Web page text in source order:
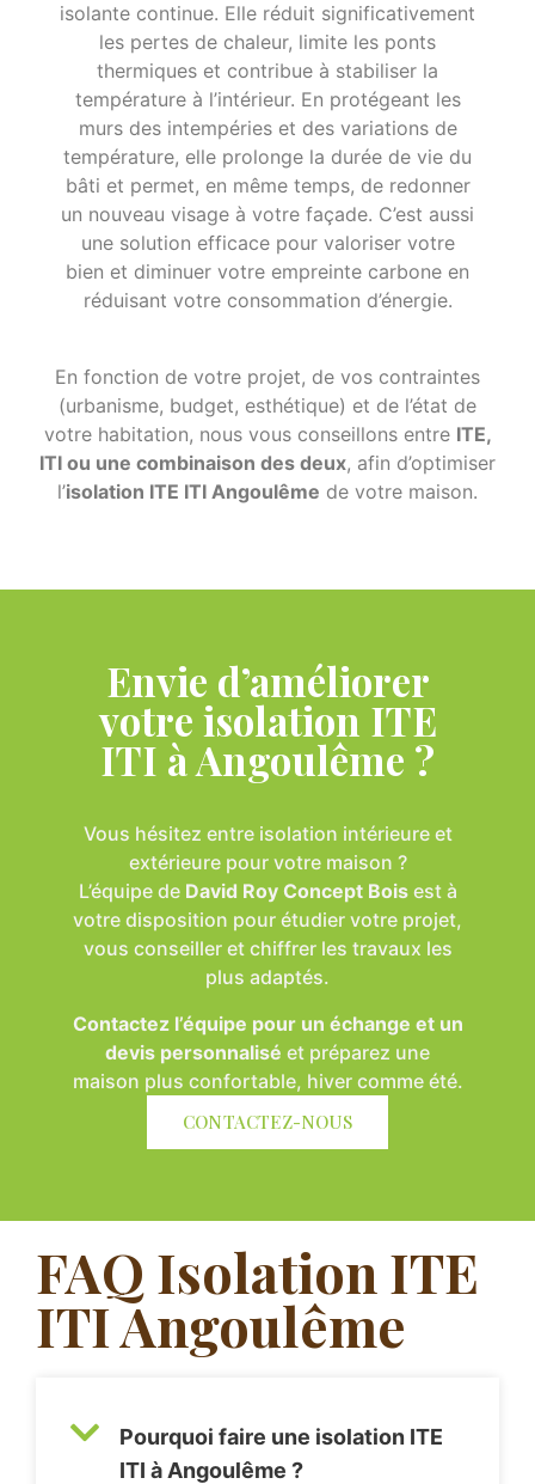
isolante continue. Elle réduit significativement
les pertes de chaleur, limite les ponts
thermiques et contribue à stabiliser la
température à l’intérieur. En protégeant les
murs des intempéries et des variations de
température, elle prolonge la durée de vie du
bâti et permet, en même temps, de redonner
un nouveau visage à votre façade. C’est aussi
une solution efficace pour valoriser votre
bien et diminuer votre empreinte carbone en
réduisant votre consommation d’énergie.
En fonction de votre projet, de vos contraintes
(urbanisme, budget, esthétique) et de l’état de
votre habitation, nous vous conseillons entre ITE,
ITI ou une combinaison des deux, afin d’optimiser
l’isolation ITE ITI Angoulême de votre maison.
Envie d’améliorer
votre isolation ITE
ITI à Angoulême ?
Vous hésitez entre isolation intérieure et
extérieure pour votre maison ?
L’équipe de David Roy Concept Boisest à
votre disposition pour étudier votre projet,
vous conseiller et chiffrer les travaux les
plus adaptés.
Contactez l’équipe pour un échange et un
devis personnalisé et préparez une
maison plus confortable, hiver comme été.
CONTACTEZ-NOUS
FAQ Isolation ITE
ITI Angoulême
Pourquoi faire une isolation ITE
ITI à Angoulême ?